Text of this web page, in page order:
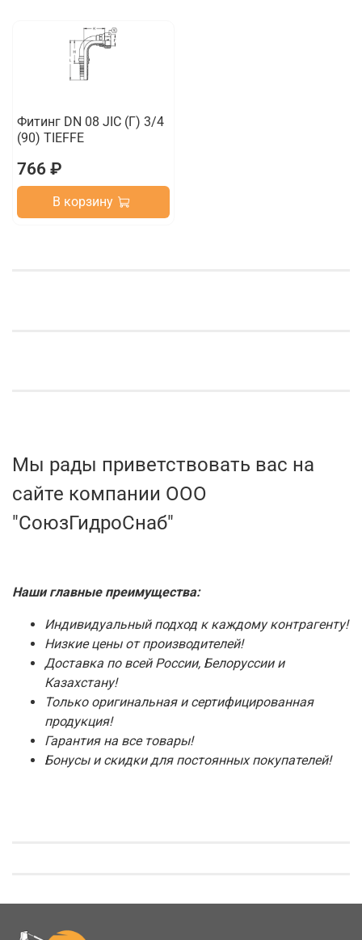
Фитинг DN 08 JIC (Г) 3/4
(90) TIEFFE
766 ₽
В корзину
Мы рады приветствовать вас на
сайте компании ООО
"СоюзГидроСнаб"
Наши главные преимущества:
Индивидуальный подход к каждому контрагенту!
Низкие цены от производителей!
Доставка по всей России, Белоруссии и
Казахстану!
Только оригинальная и сертифицированная
продукция!
Гарантия на все товары!
Бонусы и скидки для постоянных покупателей!